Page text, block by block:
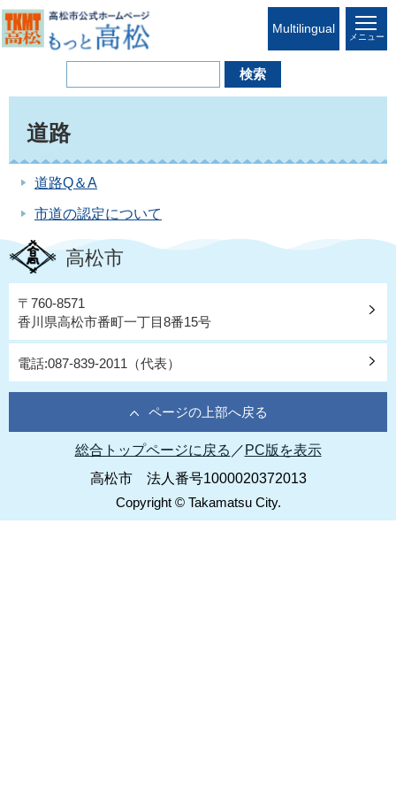
Multilingual
メニュー
道路
道路Q＆A
市道の認定について
高松市
〒760-8571
香川県高松市番町一丁目8番15号
電話:087-839-2011（代表）
ページの上部へ戻る
総合トップページに戻る ／ PC版を表示
高松市 法人番号1000020372013
Copyright © Takamatsu City.